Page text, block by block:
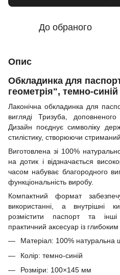
До обраного
Опис
Обкладинка для
геометрія", темно-синій
Лаконічна обкладинка для
вигляді Тризуба,
Дизайн поєднує символіку
стилістику, створюючи
Виготовлена зі 100%
на дотик і відзначається
часом набуває благородного
функціональність виробу.
Компактний формат
використанні, а внутрішні
розмістити паспорт та
практичний аксесуар із
Матеріал: 100% натуральна
Колір: темно-синій
Розміри: 100×145 мм